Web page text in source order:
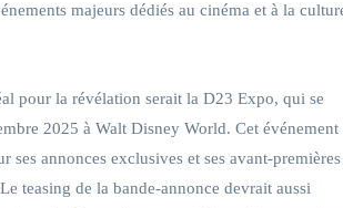
majeurs dédiés au cinéma et à la
pour la révélation serait la D23 Expo, qui se
2025 à Walt Disney World. Cet événement
ses annonces exclusives et ses avant-premières
teasing de la bande-annonce devrait aussi